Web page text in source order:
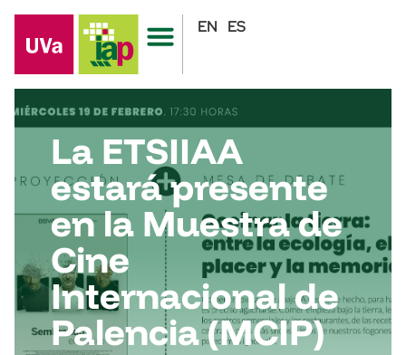
EN ES
La ETSIIAA
estará presente
en la Muestra de
Cine
Internacional de
Palencia (MCIP)